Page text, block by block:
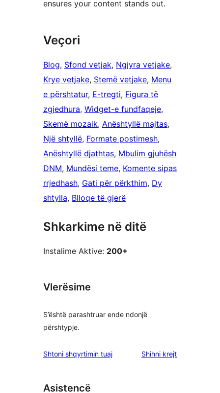
ensures your content stands out.
Veçori
Blog, Sfond vetjak, Ngjyra vetjake
Krye vetjake, Stemë vetjake, Menu
e përshtatur, E-tregti, Figura të
zgjedhura, Widget-e fundfaqeje
Skemë mozaik, Anështyllë majtas
Një shtyllë, Formate postimesh
Anështyllë djathtas, Mbulim gjuhësh
DNM, Mundësi teme, Komente sipas
rrjedhash, Gati për përkthim, Dy
shtylla, Blloqe të gjerë
Shkarkime në ditë
Instalime Aktive: 200+
Vlerësime
S’është parashtruar ende ndonjë
përshtypje.
Shtoni shqyrtimin tuaj Shihni krejtshqyrtimet
Asistencë